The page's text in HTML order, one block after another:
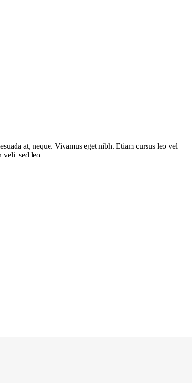
at, neque. Vivamus eget nibh. Etiam cursus leo vel
velit sed leo.